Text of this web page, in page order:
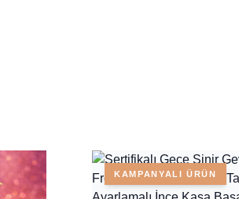
KAMPANYALI ÜRÜN